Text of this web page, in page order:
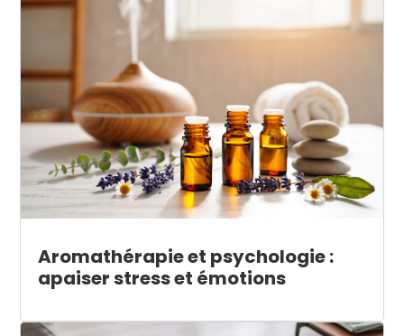
Aromathérapie et psychologie :
apaiser stress et émotions